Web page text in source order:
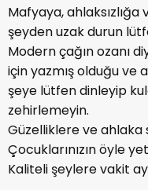
Mafyaya,
şeyden uzak durun
Modern çağın ozanı
için yazmış olduğu ve
şeye lütfen dinleyip
zehirlemeyin.
Güzelliklere ve ahlaka
Çocuklarınızın öyle
Kaliteli şeylere vakit